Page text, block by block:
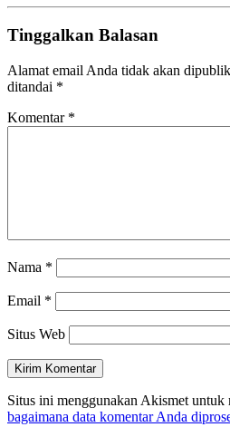
Tinggalkan Balasan
Alamat email Anda tidak akan
ditandai *
Komentar *
Nama *
Email *
Situs Web
Situs ini menggunakan Akismet untuk
bagaimana data komentar Anda